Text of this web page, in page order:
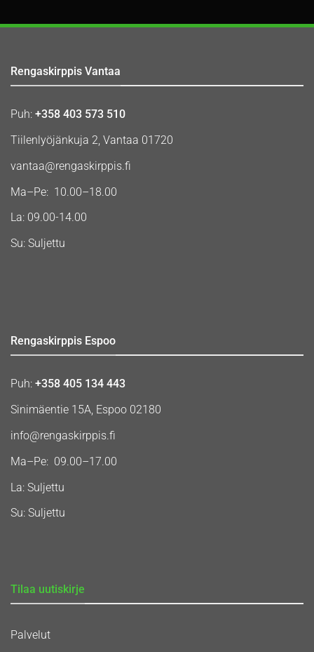
Rengaskirppis Vantaa
Puh: +358 403 573 510
Tiilenlyöjänkuja 2, Vantaa 01720
vantaa@rengaskirppis.fi
Ma–Pe: 10.00–18.00
La: 09.00-14.00
Su: Suljettu
Rengaskirppis Espoo
Puh: +358 405 134 443
Sinimäentie 15A, Espoo 02180
info@rengaskirppis.fi
Ma–Pe: 09.00–17.00
La: Suljettu
Su: Suljettu
Tilaa uutiskirje
Palvelut